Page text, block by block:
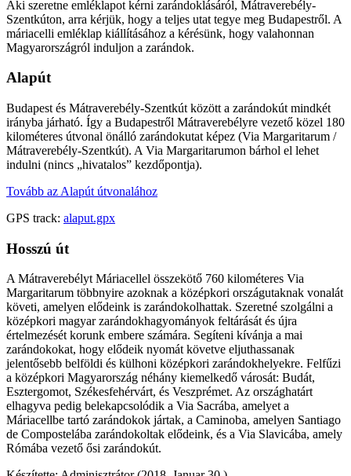
Aki szeretne emléklapot kérni zarándoklásáról, Mátraverebély-
Szentkúton, arra kérjük, hogy a teljes utat tegye meg Budapestről. A
máriacelli emléklap kiállításához a kérésünk, hogy valahonnan
Magyarországról induljon a zarándok.
Alapút
Budapest és Mátraverebély-Szentkút között a zarándokút mindkét
irányba járható. Így a Budapestről Mátraverebélyre vezető közel 180
kilométeres útvonal önálló zarándokutat képez (Via Margaritarum /
Mátraverebély-Szentkút). A Via Margaritarumon bárhol el lehet
indulni (nincs „hivatalos” kezdőpontja).
Tovább az Alapút útvonalához
GPS track: alaput.gpx
Hosszú út
A Mátraverebélyt Máriacellel összekötő 760 kilométeres Via
Margaritarum többnyire azoknak a középkori országutaknak vonalát
követi, amelyen elődeink is zarándokolhattak. Szeretné szolgálni a
középkori magyar zarándokhagyományok feltárását és újra
értelmezését korunk embere számára. Segíteni kívánja a mai
zarándokokat, hogy elődeik nyomát követve eljuthassanak
jelentősebb belföldi és külhoni középkori zarándokhelyekre. Felfűzi
a középkori Magyarország néhány kiemelkedő városát: Budát,
Esztergomot, Székesfehérvárt, és Veszprémet. Az országhatárt
elhagyva pedig belekapcsolódik a Via Sacrába, amelyet a
Máriacellbe tartó zarándokok jártak, a Caminoba, amelyen Santiago
de Compostelába zarándokoltak elődeink, és a Via Slavicába, amely
Rómába vezető ősi zarándokút.